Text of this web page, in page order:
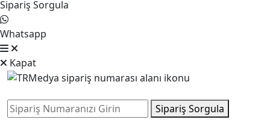
Sipariş Sorgula
Whatsapp
Kapat
Sipariş Sorgula